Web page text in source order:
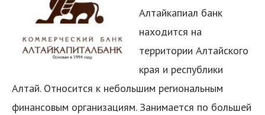
Алтайкапиал банк
находится на
территории Алтайского
края и республики
Алтай. Относится к небольшим региональным
финансовым организациям. Занимается по большей